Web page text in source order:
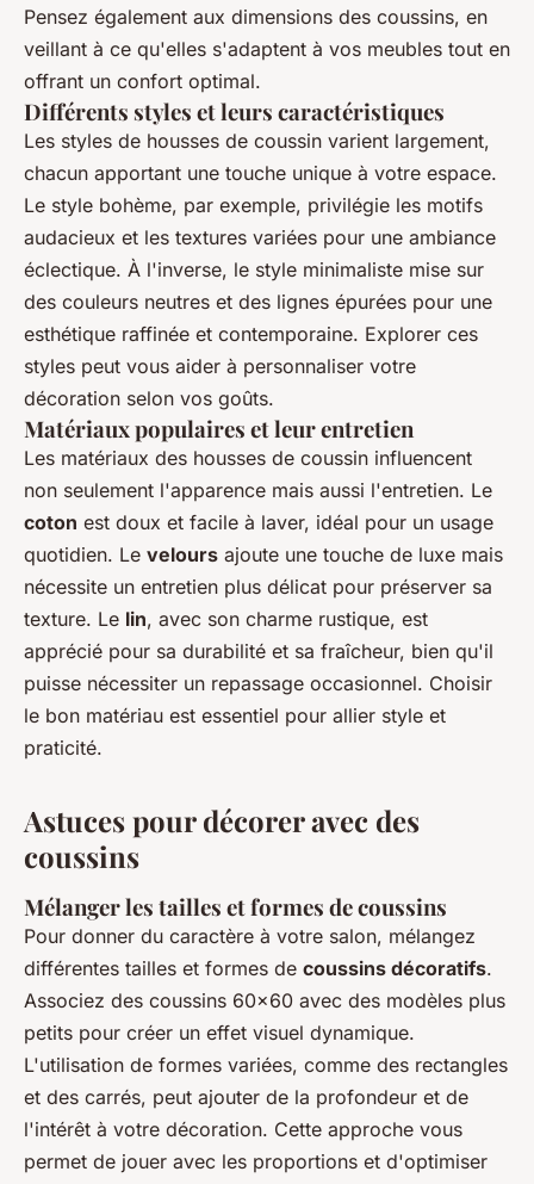
Pensez également aux dimensions des coussins, en
veillant à ce qu'elles s'adaptent à vos meubles tout en
offrant un confort optimal.
Différents styles et leurs caractéristiques
Les styles de housses de coussin varient largement,
chacun apportant une touche unique à votre espace.
Le style bohème, par exemple, privilégie les motifs
audacieux et les textures variées pour une ambiance
éclectique. À l'inverse, le style minimaliste mise sur
des couleurs neutres et des lignes épurées pour une
esthétique raffinée et contemporaine. Explorer ces
styles peut vous aider à personnaliser votre
décoration selon vos goûts.
Matériaux populaires et leur entretien
Les matériaux des housses de coussin influencent
non seulement l'apparence mais aussi l'entretien. Le
coton est doux et facile à laver, idéal pour un usage
quotidien. Le velours ajoute une touche de luxe mais
nécessite un entretien plus délicat pour préserver sa
texture. Le lin, avec son charme rustique, est
apprécié pour sa durabilité et sa fraîcheur, bien qu'il
puisse nécessiter un repassage occasionnel. Choisir
le bon matériau est essentiel pour allier style et
praticité.
Astuces pour décorer avec des
coussins
Mélanger les tailles et formes de coussins
Pour donner du caractère à votre salon, mélangez
différentes tailles et formes de coussins décoratifs.
Associez des coussins 60x60 avec des modèles plus
petits pour créer un effet visuel dynamique.
L'utilisation de formes variées, comme des rectangles
et des carrés, peut ajouter de la profondeur et de
l'intérêt à votre décoration. Cette approche vous
permet de jouer avec les proportions et d'optimiser